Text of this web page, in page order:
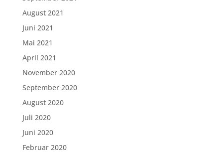
August 2021
Juni 2021
Mai 2021
April 2021
November 2020
September 2020
August 2020
Juli 2020
Juni 2020
Februar 2020